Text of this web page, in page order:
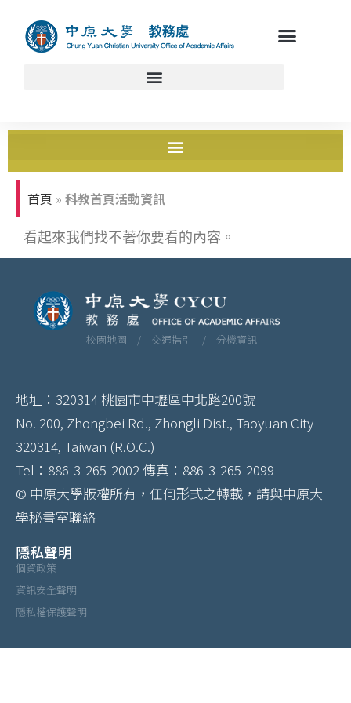
首頁 » 科教首頁活動資訊
看起來我們找不著你要看的內容。
校園地圖 / 交通指引 / 分機資訊
地址：320314 桃園市中壢區中北路200號
No. 200, Zhongbei Rd., Zhongli Dist., Taoyuan City
320314, Taiwan (R.O.C.)
Tel：886-3-265-2002 傳真：886-3-265-2099
© 中原大學版權所有，任何形式之轉載，請與中原大
學秘書室聯絡
隱私聲明
個資政策
資訊安全聲明
隱私權保護聲明